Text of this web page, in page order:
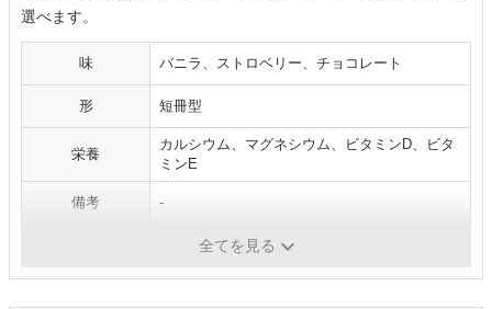
選べます。
味 バニラ、ストロベリー、チョコレート
形 短冊型
栄養
カルシウム、マグネシウム、ビタミンD、ビタ
ミンE
備考 -
20袋（5袋×4）
全てを見る